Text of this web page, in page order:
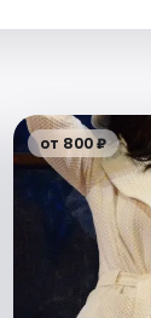
от 800 ₽